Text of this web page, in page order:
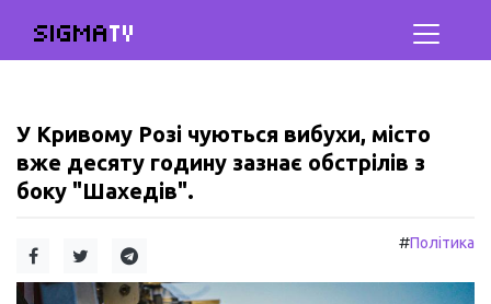
SIGMATV
У Кривому Розі чуються вибухи, місто
вже десяту годину зазнає обстрілів з
боку "Шахедів".
#Політика